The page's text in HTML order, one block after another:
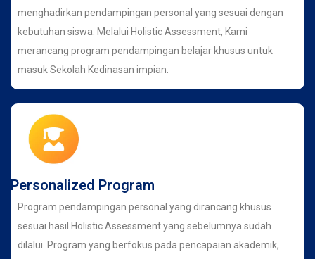
menghadirkan pendampingan personal yang sesuai dengan
kebutuhan siswa. Melalui Holistic Assessment, Kami
merancang program pendampingan belajar khusus untuk
masuk Sekolah Kedinasan impian.
Personalized Program
Program pendampingan personal yang dirancang khusus
sesuai hasil Holistic Assessment yang sebelumnya sudah
dilalui. Program yang berfokus pada pencapaian akademik,